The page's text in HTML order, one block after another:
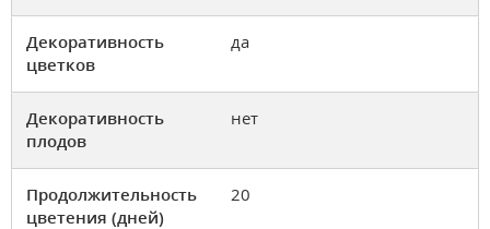
Декоративность
цветков
да
Декоративность
плодов
нет
Продолжительность
цветения (дней)
20